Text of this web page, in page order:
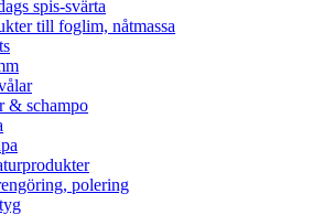
spis-svärta
till foglim, nåtmassa
& schampo
polering